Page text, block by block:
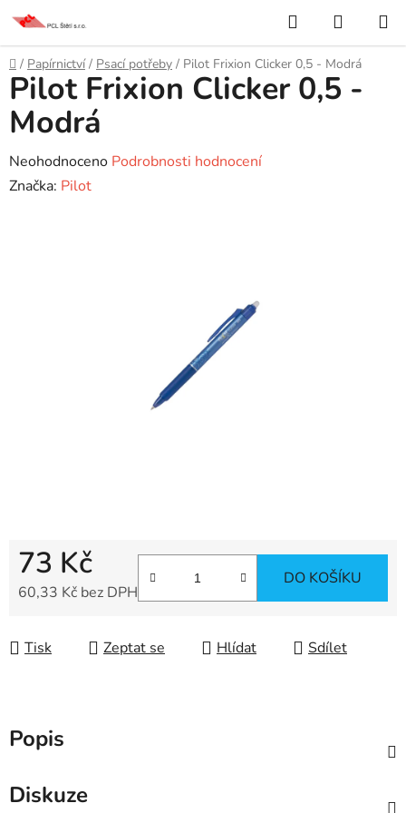
Přejít
obsah
Hledat
KOŠÍK
Domů
/ Papírnictví / Psací potřeby / Pilot Frixion Clicker 0,5 - Modrá
73 Kč
60,33 Kč bez DPH
DO KOŠÍKU
Tisk Zeptat se Hlídat Sdílet
Pilot Frixion Clicker 0,5 -
Modrá
Průměrné
hodnocení
Neohodnoceno Podrobnosti hodnocení
Značka: Pilot
Popis
Diskuze